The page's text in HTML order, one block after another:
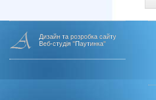
Дизайн та розробка сайту
Веб-студія "Паутинка"